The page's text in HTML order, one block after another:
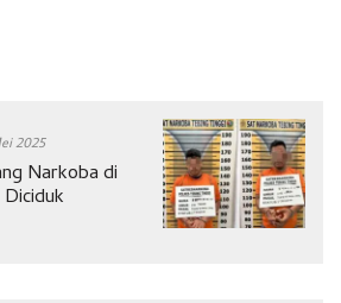
2025
Narkoba di